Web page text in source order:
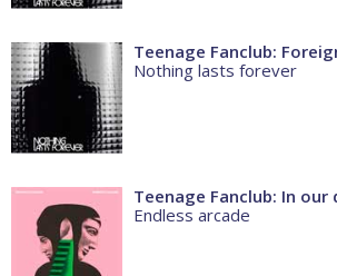
Teenage Fanclub:
Nothing lasts forever
Teenage Fanclub: In our
Endless arcade